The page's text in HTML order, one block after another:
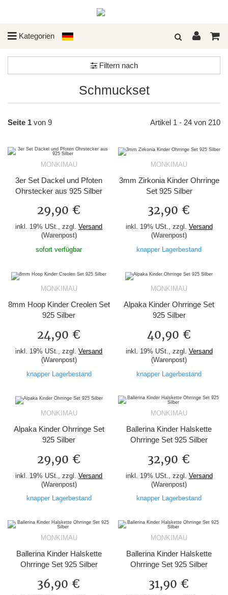
Kategorien
Filtern nach
Schmuckset
Seite 1 von 9 Artikel 1 - 24 von 210
MONKIMAU
3er Set Dackel und Pfoten
Ohrstecker aus 925 Silber
29,90 €
inkl. 19% USt., zzgl.Versand
(Warenpost)
sofort verfügbar
MONKIMAU
3mm Zirkonia Kinder Ohrringe
Set 925 Silber
32,90 €
inkl. 19% USt., zzgl. Versand
(Warenpost)
knapper Lagerbestand
MONKIMAU
8mm Hoop Kinder Creolen Set
925 Silber
24,90 €
inkl. 19% USt., zzgl.Versand
(Warenpost)
knapper Lagerbestand
MONKIMAU
Alpaka Kinder Ohrringe Set
925 Silber
40,90 €
inkl. 19% USt., zzgl. Versand
(Warenpost)
knapper Lagerbestand
MONKIMAU
Alpaka Kinder Ohrringe Set
925 Silber
29,90 €
inkl. 19% USt., zzgl.Versand
(Warenpost)
knapper Lagerbestand
MONKIMAU
Ballerina Kinder Halskette
Ohrringe Set 925 Silber
32,90 €
inkl. 19% USt., zzgl. Versand
(Warenpost)
knapper Lagerbestand
MONKIMAU
Ballerina Kinder Halskette
Ohrringe Set 925 Silber
36,90 €
MONKIMAU
Ballerina Kinder Halskette
Ohrringe Set 925 Silber
31,90 €